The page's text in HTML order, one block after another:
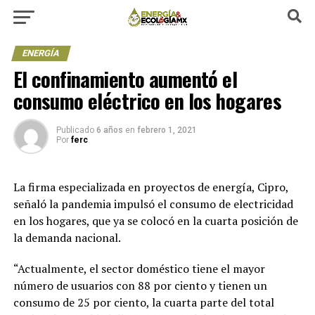
ENERGÍA
El confinamiento aumentó el
consumo eléctrico en los hogares
Publicado 6 años en febrero 1, 2021
Por ferc
La firma especializada en proyectos de energía, Cipro,
señaló la pandemia impulsó el consumo de electricidad
en los hogares, que ya se colocó en la cuarta posición de
la demanda nacional.
“Actualmente, el sector doméstico tiene el mayor
número de usuarios con 88 por ciento y tienen un
consumo de 25 por ciento, la cuarta parte del total